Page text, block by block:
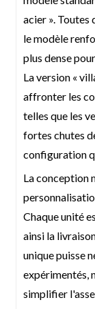
acier ». Toutes
le modèle
plus dense
La version «
affronter les
telles que les
fortes chutes
configuration
La conception
Chaque unité
ainsi la
unique puisse
expérimentés,
simplifier
accompagner.
travaillera sans
proposons
Libérez le potentiel
aujourd'hui et